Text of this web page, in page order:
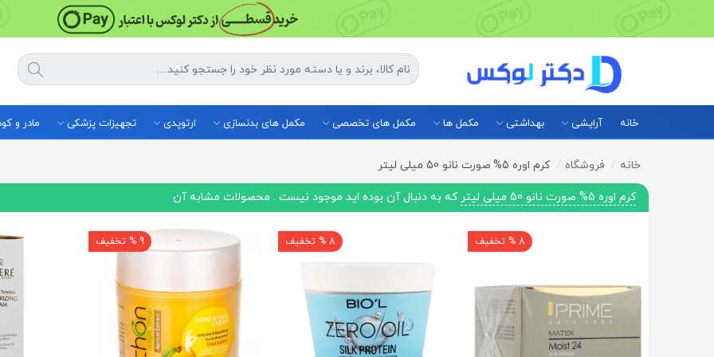
خانه آرایشی بهداشتی مکمل ها مکمل های تخصصی مکمل های بدنسازی ارتوپدی تجهیزات پزشکی مادر و
خانه فروشگاه کرم اوره 5% صورت نانو 50 میلی لیتر
کرم اوره 5% صورت نانو 50 میلی لیتر که به دنبال آن بوده اید موجود نیست . محصولات مشابه آن
8 % تخفیف 8 % تخفیف 9 % تخفیف